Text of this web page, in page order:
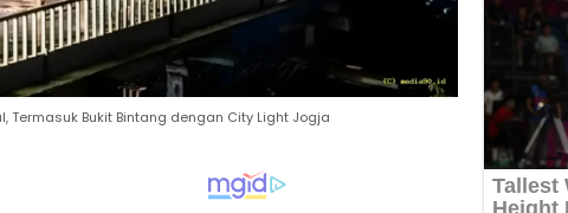
Termasuk Bukit Bintang dengan City Light Jogja